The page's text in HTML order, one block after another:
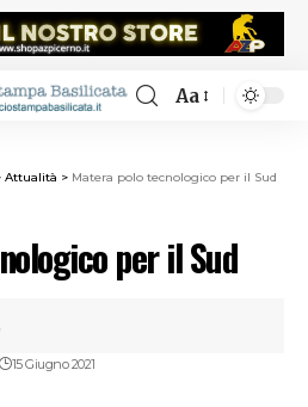
Aa
Attualità > Matera polo tecnologico per il Sud
per il Sud
15 Giugno 2021